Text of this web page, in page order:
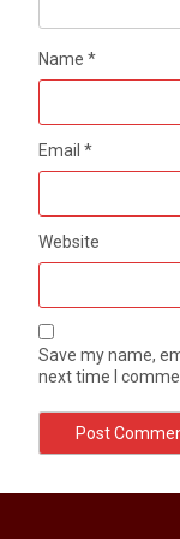
Name*
Email*
Website
Save my name,
next time I